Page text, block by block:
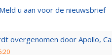
Meld u aan voor de nieuwsbrief
overgenomen door Apollo,